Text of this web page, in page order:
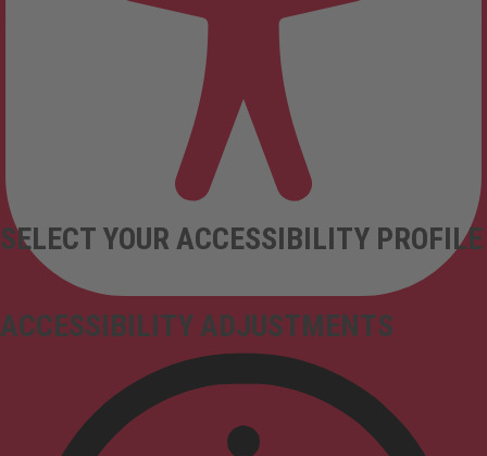
ACCESSIBILITY ADJUSTMENTS
SELECT YOUR ACCESSIBILITY PROFILE